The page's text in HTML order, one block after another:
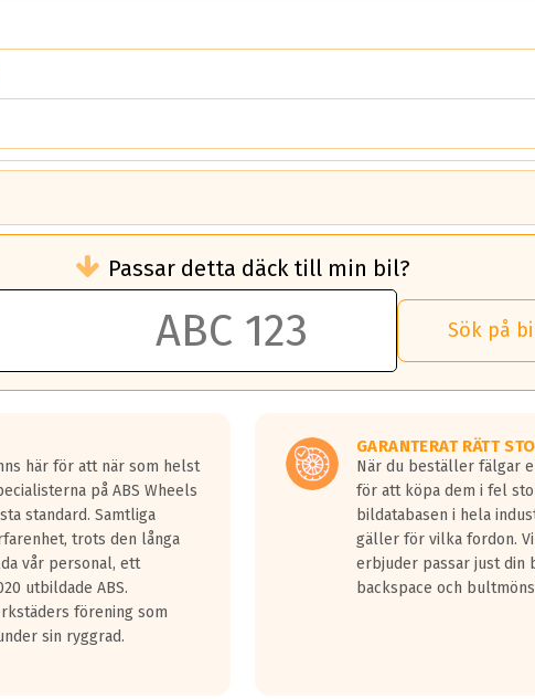
än ett klass G däck.
50 liter bränsle med ett klass A däck gentemot ett klass G däck.
vilken rutt du kör, samt vilken körstil du använder.
lastbilar.
på en väg där det ligger 0.5-1.5 mm vatten.
fyra billängder( ca 18meter) mellan däck med betyg A gentemot
överträffa motorljudet.
ett däck med vågar. Hög bullernivå markeras med svarta vågor
kraven som finns i dagsläget, men är inte längre tillåtna enligt nya
Passar detta däck till min bil?
Sök på
här för att när som helst
på ABS Wheels
standard. Samtliga
trots den långa
vår personal, ett
utbildade ABS.
förening som
sin ryggrad.
GARANTERAT RÄTT
När du beställer fälgar
för att köpa dem i fel
bildatabasen i hela
gäller för vilka fordon.
erbjuder passar just din
backspace och